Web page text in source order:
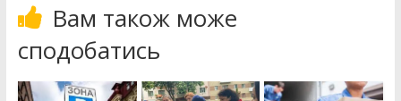
Вам також може
сподобатись